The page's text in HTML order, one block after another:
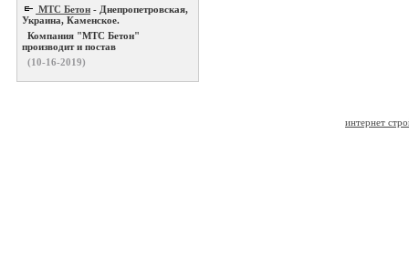
МТС Бетон - Днепропетровская,
Украина, Каменское.
Компания "МТС Бетон"
производит и постав
(10-16-2019)
интернет